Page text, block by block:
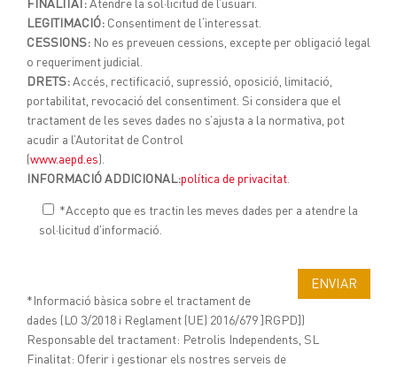
FINALITAT:Atendre la sol·licitud de l’usuari.
LEGITIMACIÓ: Consentiment de l‘interessat.
CESSIONS: No es preveuen cessions, excepte per obligació legal
o requeriment judicial.
DRETS:Accés, rectificació, supressió, oposició, limitació,
portabilitat, revocació del consentiment. Si considera que el
tractament de les seves dades no s’ajusta a la normativa, pot
acudir a l’Autoritat de Control
(www.aepd.es).
INFORMACIÓ ADDICIONAL:política de privacitat
*Accepto que es tractin les meves dades per a atendre la
sol·licitud d'informació.
*Informació bàsica sobre el tractament de
dades (LO 3/2018 i Reglament (UE) 2016/679 ]RGPD])
Responsable del tractament: Petrolis Independents, SL
Finalitat: Oferir i gestionar els nostres serveis de